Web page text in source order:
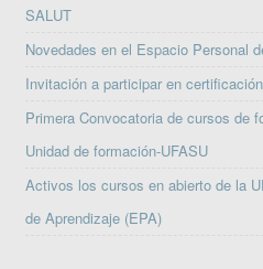
SALUT
Novedades en el Espacio Personal
Invitación a participar en
Primera Convocatoria de cursos de
Unidad de formación-UFASU
Activos los cursos en abierto de la
de Aprendizaje (EPA)